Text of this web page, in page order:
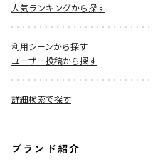
人気ランキングから探す
利用シーンから探す
ユーザー投稿から探す
詳細検索で探す
ブランド紹介